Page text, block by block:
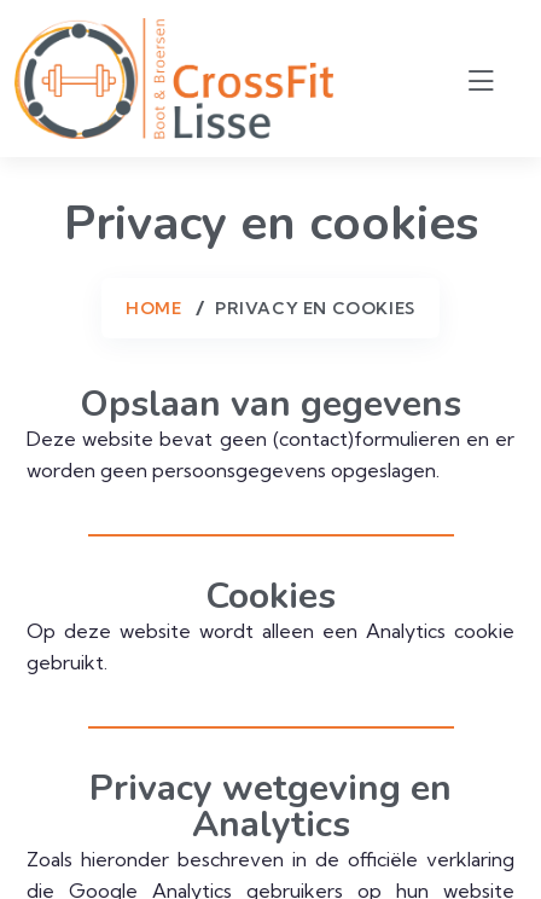
Privacy en cookies
HOME PRIVACY EN COOKIES
Opslaan van gegevens
Deze website bevat geen (contact)formulieren en er
worden geen persoonsgegevens opgeslagen.
Cookies
Op deze website wordt alleen een Analytics cookie
gebruikt.
Privacy wetgeving en
Analytics
Zoals hieronder beschreven in de officiële verklaring
die Google Analytics gebruikers op hun website